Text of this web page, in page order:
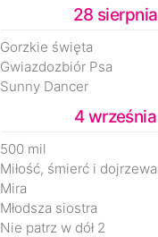
28 sierpnia
Gorzkie święta
Gwiazdozbiór Psa
Sunny Dancer
4 września
500 mil
Mira
Młodsza siostra
Nie patrz w dół 2